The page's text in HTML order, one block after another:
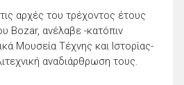
αρχές του τρέχοντος έτους
Bozar, ανέλαβε -κατόπιν
Μουσεία Τέχνης και Ιστορίας-
αναδιάρθρωση τους.